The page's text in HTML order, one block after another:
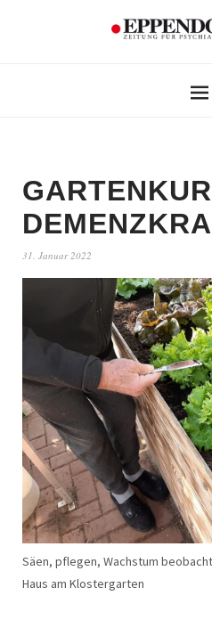
31. Januar 2022
Säen, pflegen, Wachstum
Haus am Klostergarten